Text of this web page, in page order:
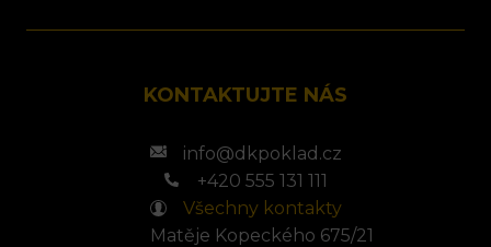
KONTAKTUJTE NÁS
info@dkpoklad.cz
+420 555 131 111
Všechny kontakty
Matěje Kopeckého 675/21